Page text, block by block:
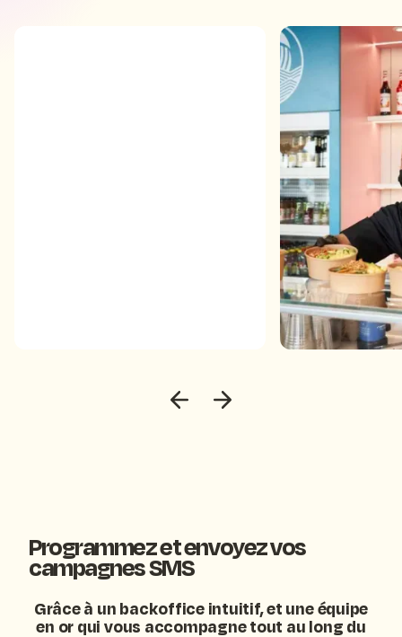
Anthony
4200€ de CA
campagne
Programmez et envoyez vos
campagnes SMS
Grâce à un backoffice intuitif, et une équipe
en or qui vous accompagne tout au long du